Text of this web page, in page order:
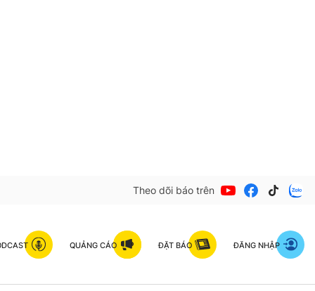
Theo dõi báo trên
QUẢNG CÁO ĐẶT BÁO ĐĂNG NHẬP